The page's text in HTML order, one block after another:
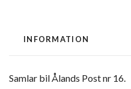
INFORMATION
Samlar bil Ålands Post nr 16.